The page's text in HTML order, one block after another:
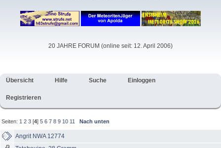
20 JAHRE FORUM (online seit: 12. April 2006)
Übersicht Hilfe Suche Einloggen
Registrieren
Seiten: 1 2 3 [4]5 6 7 8 9 10 11 Nach unten
Angrit NWA 12774